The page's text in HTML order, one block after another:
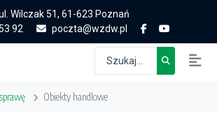
Wilczak 51, 61-623 Poznań
92
poczta@wzdw.pl
Obiekty handlowe